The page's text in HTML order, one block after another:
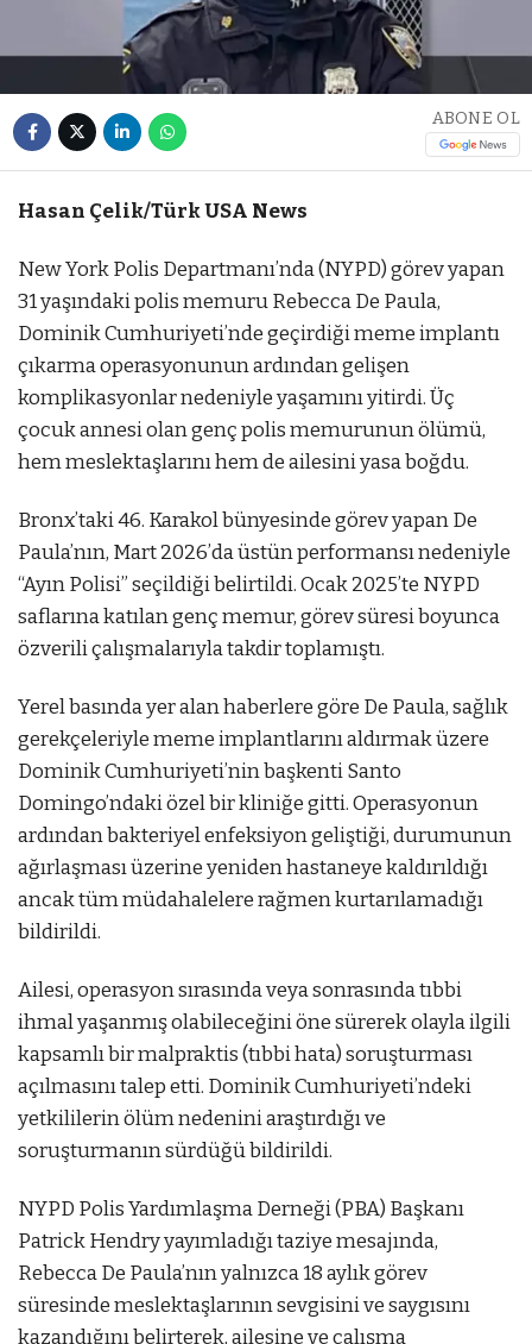
ABONE OL
Hasan Çelik/Türk USA News
New York Polis Departmanı’nda (NYPD) görev yapan
31 yaşındaki polis memuru Rebecca De Paula,
Dominik Cumhuriyeti’nde geçirdiği meme implantı
çıkarma operasyonunun ardından gelişen
komplikasyonlar nedeniyle yaşamını yitirdi. Üç
çocuk annesi olan genç polis memurunun ölümü,
hem meslektaşlarını hem de ailesini yasa boğdu.
Bronx’taki 46. Karakol bünyesinde görev yapan De
Paula’nın, Mart 2026’da üstün performansı nedeniyle
“Ayın Polisi” seçildiği belirtildi. Ocak 2025’te NYPD
saflarına katılan genç memur, görev süresi boyunca
özverili çalışmalarıyla takdir toplamıştı.
Yerel basında yer alan haberlere göre De Paula, sağlık
gerekçeleriyle meme implantlarını aldırmak üzere
Dominik Cumhuriyeti’nin başkenti Santo
Domingo’ndaki özel bir kliniğe gitti. Operasyonun
ardından bakteriyel enfeksiyon geliştiği, durumunun
ağırlaşması üzerine yeniden hastaneye kaldırıldığı
ancak tüm müdahalelere rağmen kurtarılamadığı
bildirildi.
Ailesi, operasyon sırasında veya sonrasında tıbbi
ihmal yaşanmış olabileceğini öne sürerek olayla ilgili
kapsamlı bir malpraktis (tıbbi hata) soruşturması
açılmasını talep etti. Dominik Cumhuriyeti’ndeki
yetkililerin ölüm nedenini araştırdığı ve
soruşturmanın sürdüğü bildirildi.
NYPD Polis Yardımlaşma Derneği (PBA) Başkanı
Patrick Hendry yayımladığı taziye mesajında,
Rebecca De Paula’nın yalnızca 18 aylık görev
süresinde meslektaşlarının sevgisini ve saygısını
kazandığını belirterek, ailesine ve çalışma